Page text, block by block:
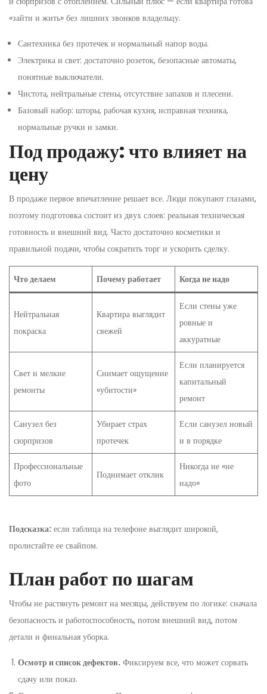
«зайти и жить» без лишних звонков владельцу.
Сантехника без протечек и нормальный напор воды.
Электрика и свет: достаточно розеток, безопасные автоматы,
понятные выключатели.
Чистота, нейтральные стены, отсутствие запахов и плесени.
Базовый набор: шторы, рабочая кухня, исправная техника,
нормальные ручки и замки.
Под продажу: что влияет на
цену
В продаже первое впечатление решает все. Люди покупают глазами,
поэтому подготовка состоит из двух слоев: реальная техническая
готовность и внешний вид. Часто достаточно косметики и
правильной подачи, чтобы сократить торг и ускорить сделку.
Что делаем Почему работает Когда не надо
Нейтральная
покраска
Квартира выглядит
свежей
Если стены уже
ровные и
аккуратные
Свет и мелкие
ремонты
Снимает ощущение
«убитости»
Если планируется
капитальный
ремонт
Санузел без
сюрпризов
Убирает страх
протечек
Если санузел новый
и в порядке
Профессиональные
фото
Поднимает отклик
Никогда не «не
надо»
Подсказка: если таблица на телефоне выглядит широкой,
пролистайте ее свайпом.
План работ по шагам
Чтобы не растянуть ремонт на месяцы, действуем по логике: сначала
безопасность и работоспособность, потом внешний вид, потом
детали и финальная уборка.
Осмотр и список дефектов. Фиксируем все, что может сорвать
сдачу или показ.